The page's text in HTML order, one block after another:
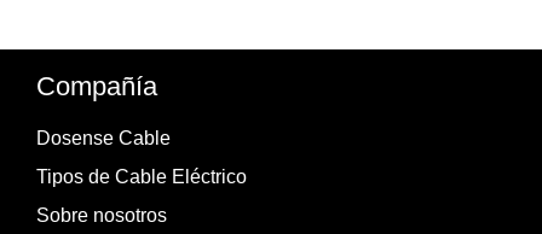
Compañía
Dosense Cable
Tipos de Cable Eléctrico
Sobre nosotros